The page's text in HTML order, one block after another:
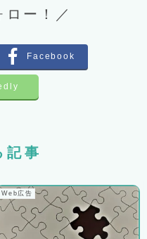
ロー！／
記事
Web広告